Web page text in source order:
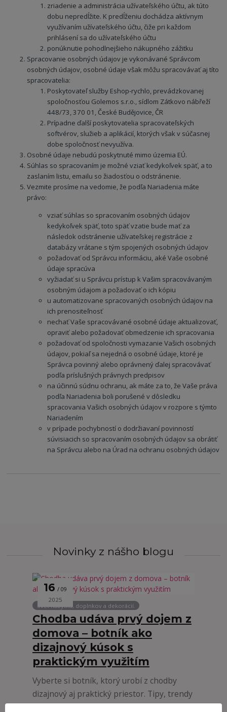
zriadenie a administrácia užívateľského účtu, ak túto
dobu nepredĺžite. K predĺženiu dochádza aktívnym
využívaním užívateľského účtu, čiže pri každom
prihlásení sa do užívateľského účtu
ponúknutie pohodlnejšieho nákupného zážitku
Spracovanie osobných údajov je vykonávané Správcom
osobných údajov, osobné údaje však môžu spracovávať aj títo
spracovatelia:
Poskytovateľ služby Eshop-rychlo, prevádzkovanej
spoločnosťou Golemos s.r.o., sídlom Zátkovo nábřeží
448/73, 370 01, České Budějovice, ČR
Prípadne ďalší poskytovatelia spracovateľských
softvérov, služieb a aplikácií, ktorých však v súčasnej
dobe spoločnosť nevyužíva.
Osobné údaje nebudú poskytnuté mimo územia EÚ.
Súhlas so spracovaním je možné vziať kedykoľvek späť, a to
zaslaním listu, emailu so žiadosťou o odstránenie.
Vezmite prosíme na vedomie, že podľa Nariadenia máte
právo:
vziať súhlas so spracovaním osobných údajov
kedykoľvek späť, toto späť vzatie bude mať za
následok odstránenie užívateľskej registrácie z
databázy vrátane s tým spojených osobných údajov
požadovať od Správcu informáciu, aké Vaše osobné
údaje spracúva
vyžiadať si u Správcu prístup k Vašim spracovávaným
osobným údajom a požadovať o ich kópiu
u automatizovane spracovaných osobných údajov na
ich prenositeľnosť
nechať Vaše spracovávané osobné údaje aktualizovať,
opraviť alebo požadovať obmedzenie ich spracovania
požadovať od spoločnosti vymazanie Vašich osobných
údajov, pokiaľ sa nejedná o osobné údaje, ktoré je
Správca povinný alebo oprávnený ďalej spracovávať
podľa príslušných právnych predpisov
na účinnú súdnu ochranu, ak máte za to, že Vaše práva
podľa Nariadenia boli porušené v dôsledku
spracovania Vašich osobných údajov v rozpore s týmto
Nariadením
v prípade pochybností o dodržiavaní povinností
súvisiacich so spracovaním osobných údajov sa obrátiť
na Správcu alebo na Úrad na ochranu osobných údajov
Novinky z nášho blogu
16 09
2025
Svet nábytku, doplnkov a dekorácií.
Chodba udáva prvý dojem z
domova – botník ako
dizajnový kúsok s
praktickým využitím
Vyberte si botník, ktorý urobí z chodby
dizajnový aj praktický priestor. Tipy, trendy
a odporúčania pre moderné predsiene.